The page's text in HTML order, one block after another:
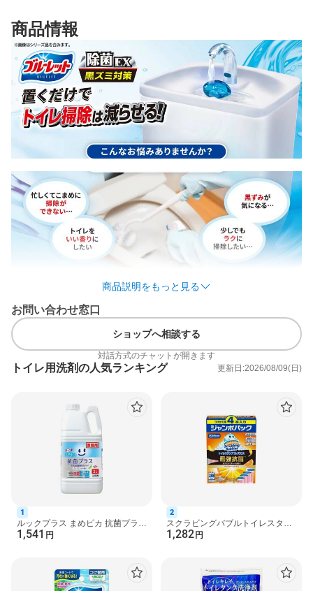
商品情報
商品説明をもっと見る
お問い合わせ窓口
ショップへ相談する
対話方式のチャットが開きます
トイレ用洗剤の人気ランキング 更新日:2026/08/09(日)
1
ルックプラス まめピカ 抗菌プラス
トイレのふき取りクリーナー 詰替
1,541 円
2
スクラビングバブルトイレスタン
プフレグランス最強抗菌クリスピ
1,282 円